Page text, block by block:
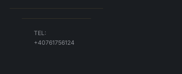
TEL:
+40761756124